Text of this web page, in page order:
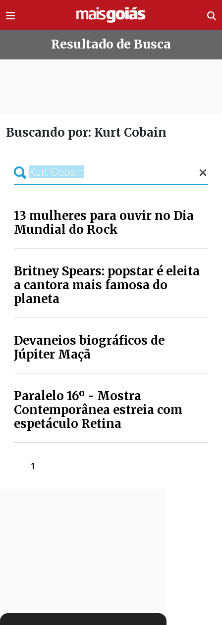
Resultado de Busca
Buscando por: Kurt Cobain
13 mulheres para ouvir no Dia
Mundial do Rock
Britney Spears: popstar é eleita
a cantora mais famosa do
planeta
Devaneios biográficos de
Júpiter Maçã
Paralelo 16º - Mostra
Contemporânea estreia com
espetáculo Retina
1